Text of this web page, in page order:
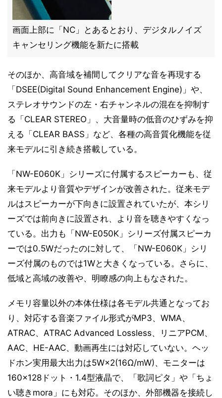
画面上部に「NC」とあるとおり、デジタルノイズ
キャンセリング機能を新たに搭載
そのほか、高音域を補間してクリアな音を再現する
「DSEE(Digital Sound Enhancement Engine)」や、
ステレオサウンドの左・右チャンネルの混在を抑制す
る「CLEAR STEREO」、大音量時の低音のひずみを抑
える「CLEAR BASS」など、各種の高音質化機能を従
来モデルに引き続き搭載している。
「NW-E060K」シリーズに付属するスピーカーも、従
来モデルより音質やデザインが改善された。従来モデ
ルはスピーカーが下向きに設置されていたが、本シリ
ーズでは前向きに設置され、より音を聴きやすくなっ
ている。出力も「NW-E050K」シリーズ付属スピーカ
ーでは0.5Wだったのに対して、「NW-E060K」シリ
ーズ付属のものでは1Wと大きくなっている。さらに、
低域と高域の改善や、明瞭感の向上もなされた。
メモリ容量以外の本体仕様は各モデル共通となってお
り、対応する音楽ファイル形式がMP3、WMA、
ATRAC、ATRAC Advanced Lossless、リニアPCM、
AAC、HE-AAC、動画再生には対応していない。ヘッ
ドホン実用最大出力は5W×2(16Ω/mW)、モニターは
160×128ドット・1.4型液晶で、「歌詞ピタ」や「ちょ
い聴きmora」にも対応。そのほか、外部機器を接続し